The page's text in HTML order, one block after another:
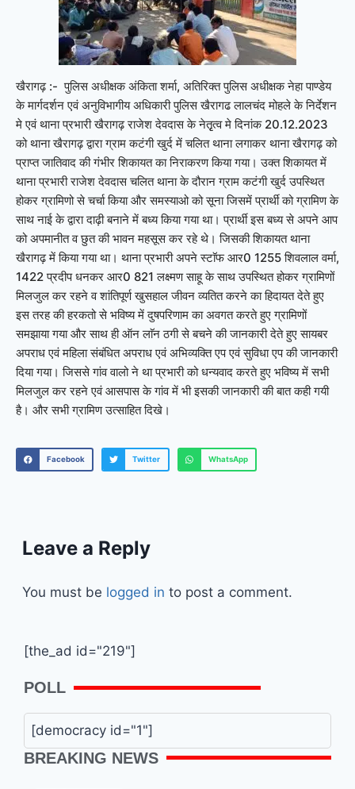
खैरागढ़ :- पुलिस अधीक्षक अंकिता शर्मा, अतिरिक्त पुलिस अधीक्षक नेहा पाण्डेय
के मार्गदर्शन एवं अनुविभागीय अधिकारी पुलिस खैरागढ लालचंद मोहले के निर्देशन
मे एवं थाना प्रभारी खैरागढ़ राजेश देवदास के नेतृृत्व मे दिनांक 20.12.2023
को थाना खैरागढ़ द्वारा ग्राम कटंगी खुर्द में चलित थाना लगाकर थाना खैरागढ़ को
प्राप्त जातिवाद की गंभीर शिकायत का निराकरण किया गया। उक्त शिकायत में
थाना प्रभारी राजेश देवदास चलित थाना के दौरान ग्राम कटंगी खुर्द उपस्थित
होकर ग्रामिणो से चर्चा किया और समस्याओ को सूना जिसमें प्रार्थी को ग्रामिण के
साथ नाई के द्वारा दाढ़ी बनाने में बध्य किया गया था। प्रार्थी इस बध्य से अपने आप
को अपमानीत व छुत की भावन महसूस कर रहे थे। जिसकी शिकायत थाना
खैरागढ़ में किया गया था। थाना प्रभारी अपने स्टाॅफ आर0 1255 शिवलाल वर्मा,
1422 प्रदीप धनकर आर0 821 लक्ष्मण साहू के साथ उपस्थित होकर ग्रामिणों
मिलजुल कर रहने व शांतिपूर्ण खुसहाल जीवन व्यतित करने का हिदायत देते हुए
इस तरह की हरकतो से भविष्य में दुषपरिणाम का अवगत करते हुए ग्रामिणों
समझाया गया और साथ ही ऑन लाॅन ठगी से बचने की जानकारी देते हुए सायबर
अपराध एवं महिला संबंधित अपराध एवं अभिव्यक्ति एप एवं सुविधा एप की जानकारी
दिया गया। जिससे गांव वालो ने था प्रभारी को धन्यवाद करते हुए भविष्य में सभी
मिलजुल कर रहने एवं आसपास के गांव में भी इसकी जानकारी की बात कही गयी
है। और सभी ग्रामिण उत्साहित दिखे।
Facebook Twitter WhatsApp
Leave a Reply
You must be logged in to post a comment.
[the_ad id="219"]
POLL
[democracy id="1"]
BREAKING NEWS